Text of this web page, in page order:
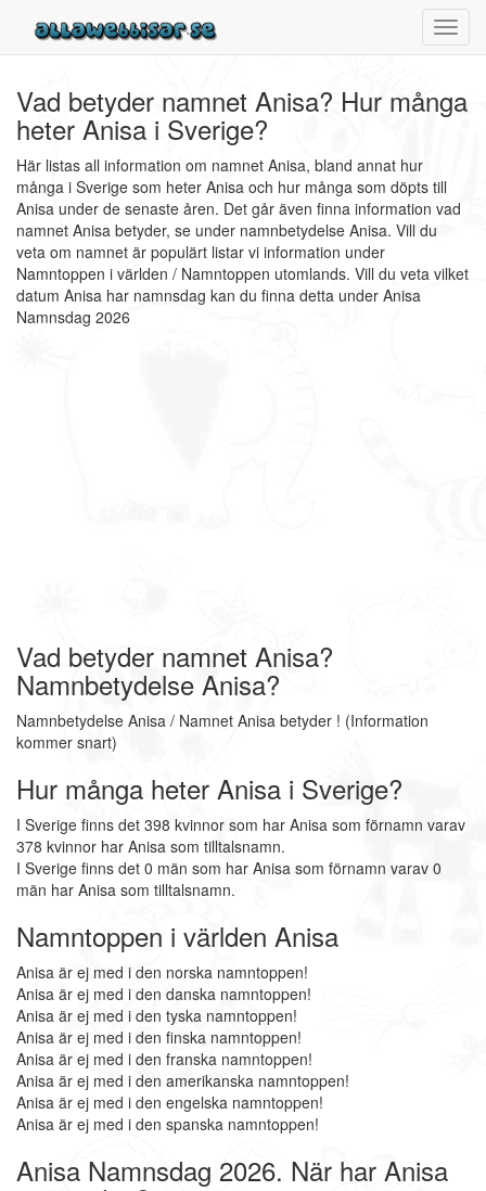
Vad betyder namnet Anisa? Hur många
heter Anisa i Sverige?
Här listas all information om namnet Anisa, bland annat hur
många i Sverige som heter Anisa och hur många som döpts till
Anisa under de senaste åren. Det går även finna information vad
namnet Anisa betyder, se under namnbetydelse Anisa. Vill du
veta om namnet är populärt listar vi information under
Namntoppen i världen / Namntoppen utomlands. Vill du veta vilket
datum Anisa har namnsdag kan du finna detta under Anisa
Namnsdag 2026
Vad betyder namnet Anisa?
Namnbetydelse Anisa?
Namnbetydelse Anisa / Namnet Anisa betyder ! (Information
kommer snart)
Hur många heter Anisa i Sverige?
I Sverige finns det 398 kvinnor som har Anisa som förnamn varav
378 kvinnor har Anisa som tilltalsnamn.
I Sverige finns det 0 män som har Anisa som förnamn varav 0
män har Anisa som tilltalsnamn.
Namntoppen i världen Anisa
Anisa är ej med i den norska namntoppen!
Anisa är ej med i den danska namntoppen!
Anisa är ej med i den tyska namntoppen!
Anisa är ej med i den finska namntoppen!
Anisa är ej med i den franska namntoppen!
Anisa är ej med i den amerikanska namntoppen!
Anisa är ej med i den engelska namntoppen!
Anisa är ej med i den spanska namntoppen!
Anisa Namnsdag 2026. När har Anisa